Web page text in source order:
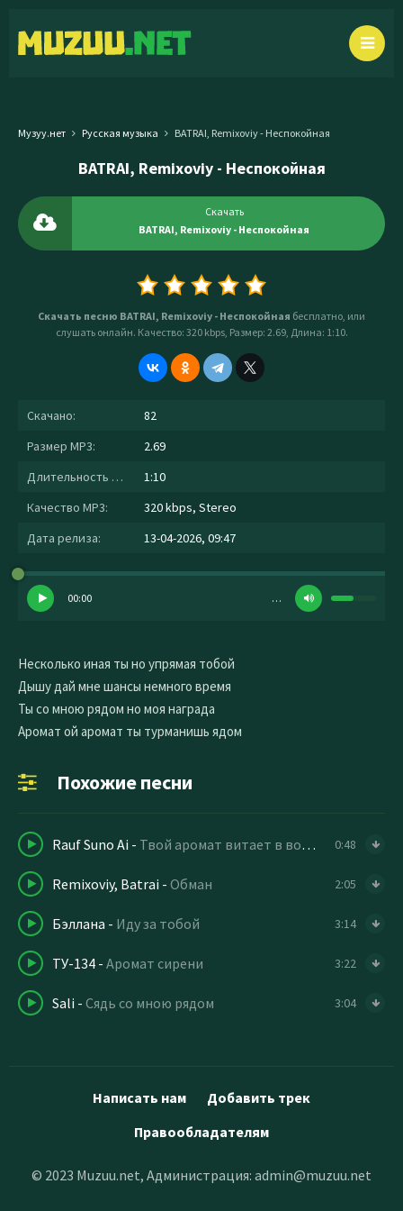
Музуу.нет Русская музыка BATRAI, Remixoviy - Неспокойная
BATRAI, Remixoviy - Неспокойная
Скачать
BATRAI, Remixoviy - Неспокойная
Скачать песню BATRAI, Remixoviy - Неспокойная бесплатно, или
слушать онлайн. Качество: 320 kbps, Размер: 2.69, Длина: 1:10.
Скачано:
82
Размер MP3:
2.69
Длительность MP3:
1:10
Качество MP3:
320 kbps, Stereo
Дата релиза:
13-04-2026, 09:47
00:00 …
Несколько иная ты но упрямая тобой
Дышу дай мне шансы немного время
Ты со мною рядом но моя награда
Аромат ой аромат ты турманишь ядом
Похожие песни
Rauf Suno Ai - Твой аромат витает в воздухе 0:48
Remixoviy, Batrai - Обман 2:05
Бэллана - Иду за тобой 3:14
ТУ-134 - Аромат сирени 3:22
Sali - Сядь со мною рядом 3:04
Написать нам
Добавить трек
Правообладателям
© 2023 Muzuu.net, Администрация: admin@muzuu.net